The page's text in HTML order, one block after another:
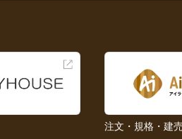
注文・規格・建